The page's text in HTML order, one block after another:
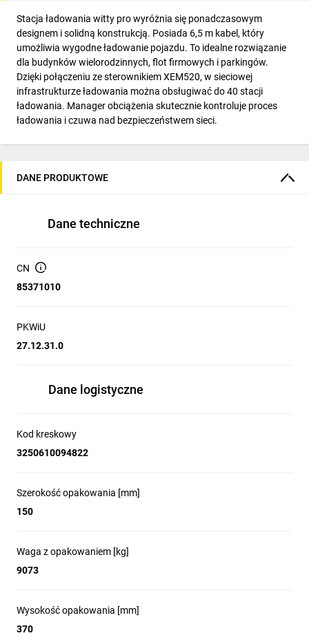
Stacja ładowania witty pro wyróżnia się ponadczasowym
designem i solidną konstrukcją. Posiada 6,5 m kabel, który
umożliwia wygodne ładowanie pojazdu. To idealne rozwiązanie
dla budynków wielorodzinnych, flot firmowych i parkingów.
Dzięki połączeniu ze sterownikiem XEM520, w sieciowej
infrastrukturze ładowania można obsługiwać do 40 stacji
ładowania. Manager obciążenia skutecznie kontroluje proces
ładowania i czuwa nad bezpieczeństwem sieci.
DANE PRODUKTOWE
Dane techniczne
CN
85371010
PKWiU
27.12.31.0
Dane logistyczne
Kod kreskowy
3250610094822
Szerokość opakowania [mm]
150
Waga z opakowaniem [kg]
9073
Wysokość opakowania [mm]
370